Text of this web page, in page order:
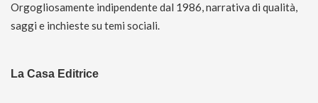
Orgogliosamente indipendente dal 1986, narrativa di qualità,
saggi e inchieste su temi sociali.
La Casa Editrice